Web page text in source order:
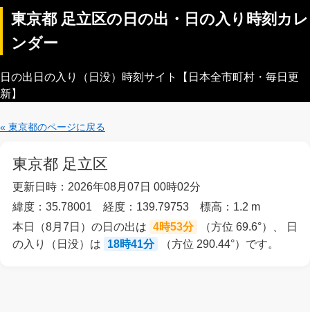
東京都 足立区の日の出・日の入り時刻カレ
ンダー
日の出日の入り（日没）時刻サイト【日本全市町村・毎日更
新】
« 東京都のページに戻る
東京都 足立区
更新日時：2026年08月07日 00時02分
緯度：35.78001 経度：139.79753 標高：1.2 m
本日（8月7日）の日の出は 4時53分
（方位 69.6°）、 日
の入り（日没）は
18時41分 （方位 290.44°）です。